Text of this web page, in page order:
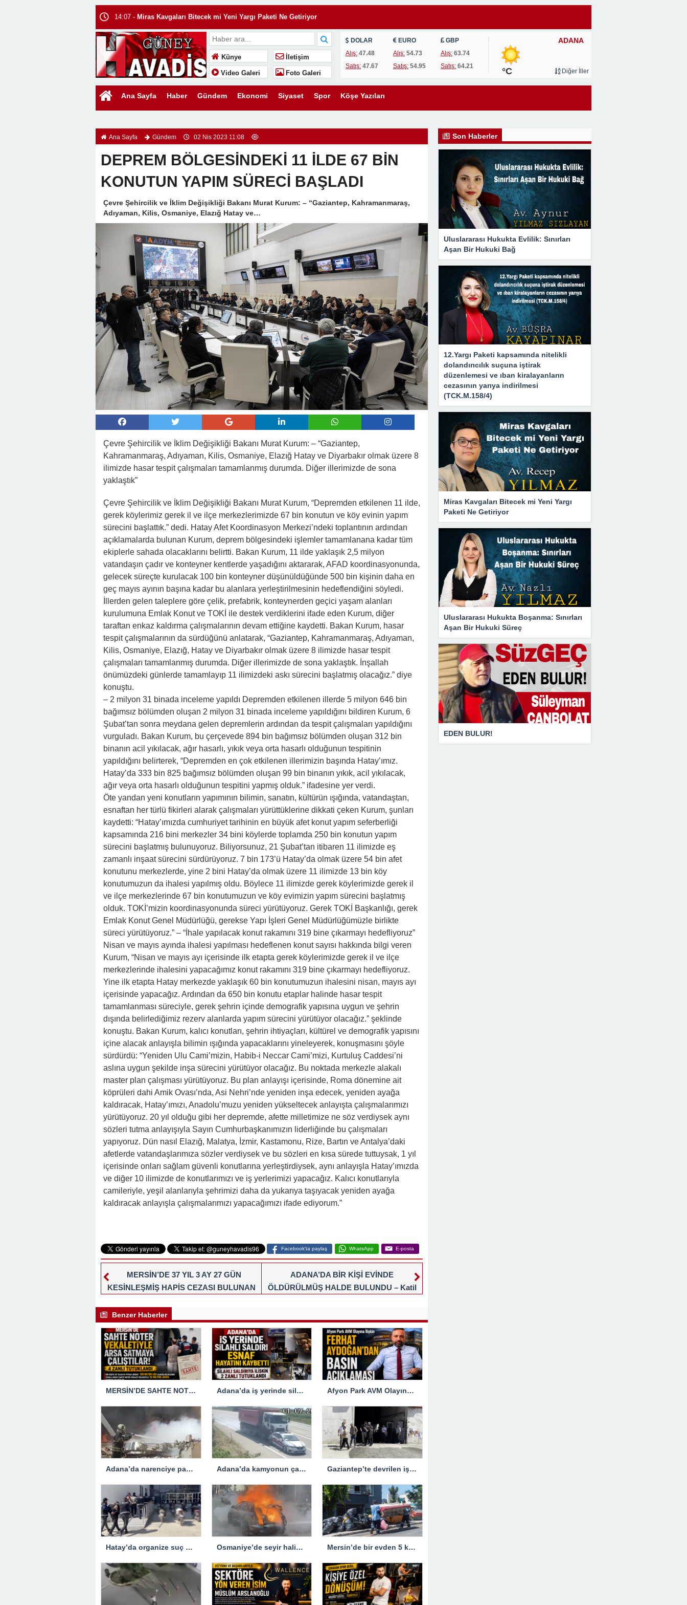
14:05 - Uluslararası Hukukta Boşanma: Sınırları Aşan Bir Hukuki Süreç
13:58 -EDEN BULUR!
13:55 -Bir Şehrin Hafızasına Düşülen Vefa Nişanesi
13:44 - Sıcak Bir Güneşten Çok Daha Fazlası: Çukurova’da Zafer
13:40 -Kitap Okuyan Çocuklar mı Başarılı Olur, Yoksa Kitap Okunan Çocuklar mı?
13:32 - KIYILAR HALKINDIR, GİRİŞ ÜCRETİ HUKUKA AYKIRIDIR!
13:28 -WhatsApp Yazışmalarını Üçüncü Kişilerle Paylaşmak Suç Mudur?
Künye İletişim
Video Galeri Foto Galeri
DOLAR
Alış: 47.48
Satış: 47.67
EURO
Alış:54.73
Satış:54.95
GBP
Alış:63.74
Satış:64.21
ADANA
°C Diğer İller
Ana Sayfa Haber Gündem Ekonomi Siyaset Spor Köşe Yazıları
Ana Sayfa Gündem 02 Nis 2023 11:08
DEPREM BÖLGESİNDEKİ 11 İLDE 67 BİN
KONUTUN YAPIM SÜRECİ BAŞLADI
Çevre Şehircilik ve İklim Değişikliği Bakanı Murat Kurum: – “Gaziantep, Kahramanmaraş,
Adıyaman, Kilis, Osmaniye, Elazığ Hatay ve…
Çevre Şehircilik ve İklim Değişikliği Bakanı Murat Kurum: – “Gaziantep,
Kahramanmaraş, Adıyaman, Kilis, Osmaniye, Elazığ Hatay ve Diyarbakır olmak üzere 8
ilimizde hasar tespit çalışmaları tamamlanmış durumda. Diğer illerimizde de sona
yaklaştık”
Çevre Şehircilik ve İklim Değişikliği Bakanı Murat Kurum, “Depremden etkilenen 11 ilde,
gerek köylerimiz gerek il ve ilçe merkezlerimizde 67 bin konutun ve köy evinin yapım
sürecini başlattık.” dedi. Hatay Afet Koordinasyon Merkezi’ndeki toplantının ardından
açıklamalarda bulunan Kurum, deprem bölgesindeki işlemler tamamlanana kadar tüm
ekiplerle sahada olacaklarını belirtti. Bakan Kurum, 11 ilde yaklaşık 2,5 milyon
vatandaşın çadır ve konteyner kentlerde yaşadığını aktararak, AFAD koordinasyonunda,
gelecek süreçte kurulacak 100 bin konteyner düşünüldüğünde 500 bin kişinin daha en
geç mayıs ayının başına kadar bu alanlara yerleştirilmesinin hedeflendiğini söyledi.
İllerden gelen taleplere göre çelik, prefabrik, konteynerden geçici yaşam alanları
kurulumuna Emlak Konut ve TOKİ ile destek verdiklerini ifade eden Kurum, diğer
taraftan enkaz kaldırma çalışmalarının devam ettiğine kaydetti. Bakan Kurum, hasar
tespit çalışmalarının da sürdüğünü anlatarak, “Gaziantep, Kahramanmaraş, Adıyaman,
Kilis, Osmaniye, Elazığ, Hatay ve Diyarbakır olmak üzere 8 ilimizde hasar tespit
çalışmaları tamamlanmış durumda. Diğer illerimizde de sona yaklaştık. İnşallah
önümüzdeki günlerde tamamlayıp 11 ilimizdeki askı sürecini başlatmış olacağız.” diye
konuştu.
– 2 milyon 31 binada inceleme yapıldı Depremden etkilenen illerde 5 milyon 646 bin
bağımsız bölümden oluşan 2 milyon 31 binada inceleme yapıldığını bildiren Kurum, 6
Şubat’tan sonra meydana gelen depremlerin ardından da tespit çalışmaları yapıldığını
vurguladı. Bakan Kurum, bu çerçevede 894 bin bağımsız bölümden oluşan 312 bin
binanın acil yıkılacak, ağır hasarlı, yıkık veya orta hasarlı olduğunun tespitinin
yapıldığını belirterek, “Depremden en çok etkilenen illerimizin başında Hatay’ımız.
Hatay’da 333 bin 825 bağımsız bölümden oluşan 99 bin binanın yıkık, acil yıkılacak,
ağır veya orta hasarlı olduğunun tespitini yapmış olduk.” ifadesine yer verdi.
Öte yandan yeni konutların yapımının bilimin, sanatın, kültürün ışığında, vatandaştan,
esnaftan her türlü fikirleri alarak çalışmaları yürüttüklerine dikkati çeken Kurum, şunları
kaydetti: “Hatay’ımızda cumhuriyet tarihinin en büyük afet konut yapım seferberliği
kapsamında 216 bini merkezler 34 bini köylerde toplamda 250 bin konutun yapım
sürecini başlatmış bulunuyoruz. Biliyorsunuz, 21 Şubat’tan itibaren 11 ilimizde eş
zamanlı inşaat sürecini sürdürüyoruz. 7 bin 173’ü Hatay’da olmak üzere 54 bin afet
konutunu merkezlerde, yine 2 bini Hatay’da olmak üzere 11 ilimizde 13 bin köy
konutumuzun da ihalesi yapılmış oldu. Böylece 11 ilimizde gerek köylerimizde gerek il
ve ilçe merkezlerinde 67 bin konutumuzun ve köy evimizin yapım sürecini başlatmış
olduk. TOKİ’mizin koordinasyonunda süreci yürütüyoruz. Gerek TOKİ Başkanlığı, gerek
Emlak Konut Genel Müdürlüğü, gerekse Yapı İşleri Genel Müdürlüğümüzle birlikte
süreci yürütüyoruz.” – “İhale yapılacak konut rakamını 319 bine çıkarmayı hedefliyoruz”
Nisan ve mayıs ayında ihalesi yapılması hedeflenen konut sayısı hakkında bilgi veren
Kurum, “Nisan ve mayıs ayı içerisinde ilk etapta gerek köylerimizde gerek il ve ilçe
merkezlerinde ihalesini yapacağımız konut rakamını 319 bine çıkarmayı hedefliyoruz.
Yine ilk etapta Hatay merkezde yaklaşık 60 bin konutumuzun ihalesini nisan, mayıs ayı
içerisinde yapacağız. Ardından da 650 bin konutu etaplar halinde hasar tespit
tamamlanması süreciyle, gerek şehrin içinde demografik yapısına uygun ve şehrin
dışında belirlediğimiz rezerv alanlarda yapım sürecini yürütüyor olacağız.” şeklinde
konuştu. Bakan Kurum, kalıcı konutları, şehrin ihtiyaçları, kültürel ve demografik yapısını
içine alacak anlayışla bilimin ışığında yapacaklarını yineleyerek, konuşmasını şöyle
sürdürdü: “Yeniden Ulu Cami’mizin, Habib-i Neccar Cami’mizi, Kurtuluş Caddesi’ni
aslına uygun şekilde inşa sürecini yürütüyor olacağız. Bu noktada merkezle alakalı
master plan çalışması yürütüyoruz. Bu plan anlayışı içerisinde, Roma dönemine ait
köprüleri dahi Amik Ovası’nda, Asi Nehri’nde yeniden inşa edecek, yeniden ayağa
kaldıracak, Hatay’ımızı, Anadolu’muzu yeniden yükseltecek anlayışta çalışmalarımızı
yürütüyoruz. 20 yıl olduğu gibi her depremde, afette milletimize ne söz verdiysek aynı
sözleri tutma anlayışıyla Sayın Cumhurbaşkanımızın liderliğinde bu çalışmaları
yapıyoruz. Dün nasıl Elazığ, Malatya, İzmir, Kastamonu, Rize, Bartın ve Antalya’daki
afetlerde vatandaşlarımıza sözler verdiysek ve bu sözleri en kısa sürede tuttuysak, 1 yıl
içerisinde onları sağlam güvenli konutlarına yerleştirdiysek, aynı anlayışla Hatay’ımızda
ve diğer 10 ilimizde de konutlarımızı ve iş yerlerimizi yapacağız. Kalıcı konutlarıyla
camileriyle, yeşil alanlarıyla şehrimizi daha da yukarıya taşıyacak yeniden ayağa
kaldıracak anlayışla çalışmalarımızı yapacağımızı ifade ediyorum.”
Facebook'ta paylaş WhatsApp E-posta
MERSİN’DE 37 YIL 3 AY 27 GÜN
KESİNLEŞMİŞ HAPİS CEZASI BULUNAN
ADANA’DA BİR KİŞİ EVİNDE
ÖLDÜRÜLMÜŞ HALDE BULUNDU – Katil
Benzer Haberler
MERSİN’DE SAHTE NOTER VEKALETİULE ARSA SATMAYA ÇALIŞTIRLAR Adana’da iş yerinde silahlı saldırıya uğrayan esnaf hayatını kaybetti Afyon Park AVM Olayına İlişkin Ferhat Aydoğan’dan Basın Açıklaması
Adana’da narenciye paketleme fabrikasında çıkan yangın kontrol altına alındı Adana’da kamyonun çarptığı jandarma trafik aracındaki bir personel yaralandı Gaziantep’te devrilen iş makinesinin altında kalan kişi hayatını kaybetti
Hatay’da organize suç örgütüne yönelik operasyon… 5 zanlı tutuklandı Osmaniye’de seyir halindeyken yanan otomobil kullanılamaz hale geldi Mersin’de bir evden 5 kamyon çöp çıkarıldı
Son Haberler
Uluslararası Hukukta Evlilik: Sınırları
Aşan Bir Hukuki Bağ
12.Yargı Paketi kapsamında nitelikli
dolandırıcılık suçuna iştirak
düzenlemesi ve ıban kiralayanların
cezasının yarıya indirilmesi
(TCK.M.158/4)
Miras Kavgaları Bitecek mi Yeni Yargı
Paketi Ne Getiriyor
Uluslararası Hukukta Boşanma: Sınırları
Aşan Bir Hukuki Süreç
EDEN BULUR!